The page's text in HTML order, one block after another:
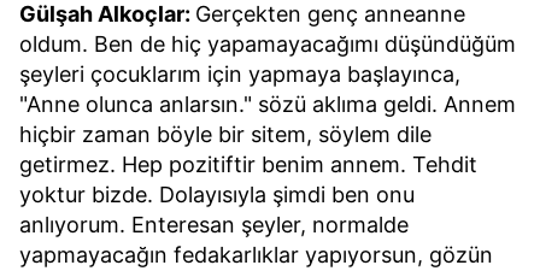
Gülşah Alkoçlar: Gerçekten genç anneanne
oldum. Ben de hiç yapamayacağımı düşündüğüm
şeyleri çocuklarım için yapmaya başlayınca,
"Anne olunca anlarsın." sözü aklıma geldi. Annem
hiçbir zaman böyle bir sitem, söylem dile
getirmez. Hep pozitiftir benim annem. Tehdit
yoktur bizde. Dolayısıyla şimdi ben onu
anlıyorum. Enteresan şeyler, normalde
yapmayacağın fedakarlıklar yapıyorsun, gözün